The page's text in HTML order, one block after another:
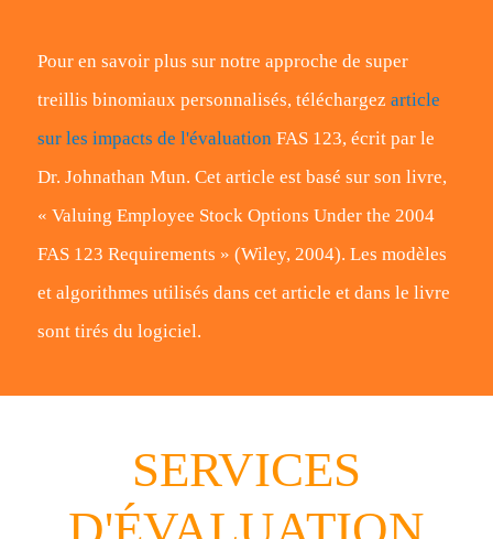
Pour en savoir plus sur notre approche de super
treillis binomiaux personnalisés, téléchargez article
sur les impacts de l'évaluationFAS 123, écrit par le
Dr. Johnathan Mun. Cet article est basé sur son livre,
« Valuing Employee Stock Options Under the 2004
FAS 123 Requirements » (Wiley, 2004). Les modèles
et algorithmes utilisés dans cet article et dans le livre
sont tirés du logiciel.
SERVICES